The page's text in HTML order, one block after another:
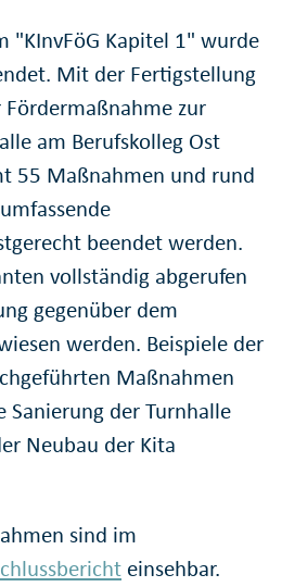
"KInvFöG Kapitel 1" wurde
Mit der Fertigstellung
zur
am Berufskolleg Ost
55 Maßnahmen und rund
beendet werden.
vollständig abgerufen
gegenüber dem
werden. Beispiele der
Maßnahmen
Sanierung der Turnhalle
Neubau der Kita
sind im
einsehbar.